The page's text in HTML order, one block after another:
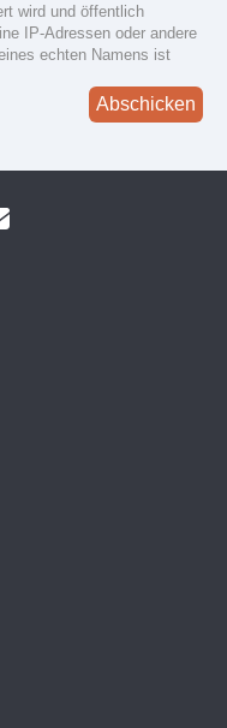
wird und öffentlich
IP-Adressen oder andere
echten Namens ist
Abschicken